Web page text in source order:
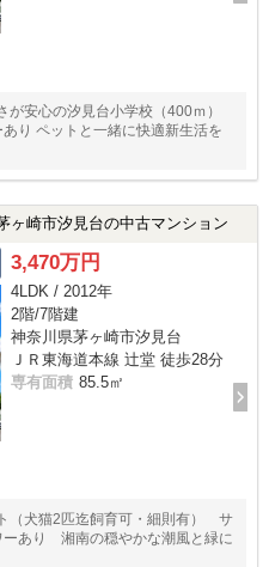
安心の汐見台小学校（400ｍ）
り ペットと一緒に快適新生活を
ヶ崎市汐見台の中古マンション
3,470万円
4LDK / 2012年
2階/7階建
神奈川県茅ヶ崎市汐見台
ＪＲ東海道本線 辻堂 徒歩28分
専有面積 85.5㎡
（犬猫2匹迄飼育可・細則有） サ
あり 湘南の穏やかな潮風と緑に